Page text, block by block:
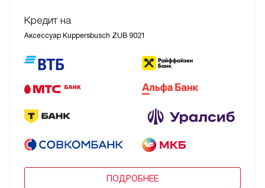
Кредит на
Аксессуар Kuppersbusch ZUB 9021
ПОДРОБНЕЕ